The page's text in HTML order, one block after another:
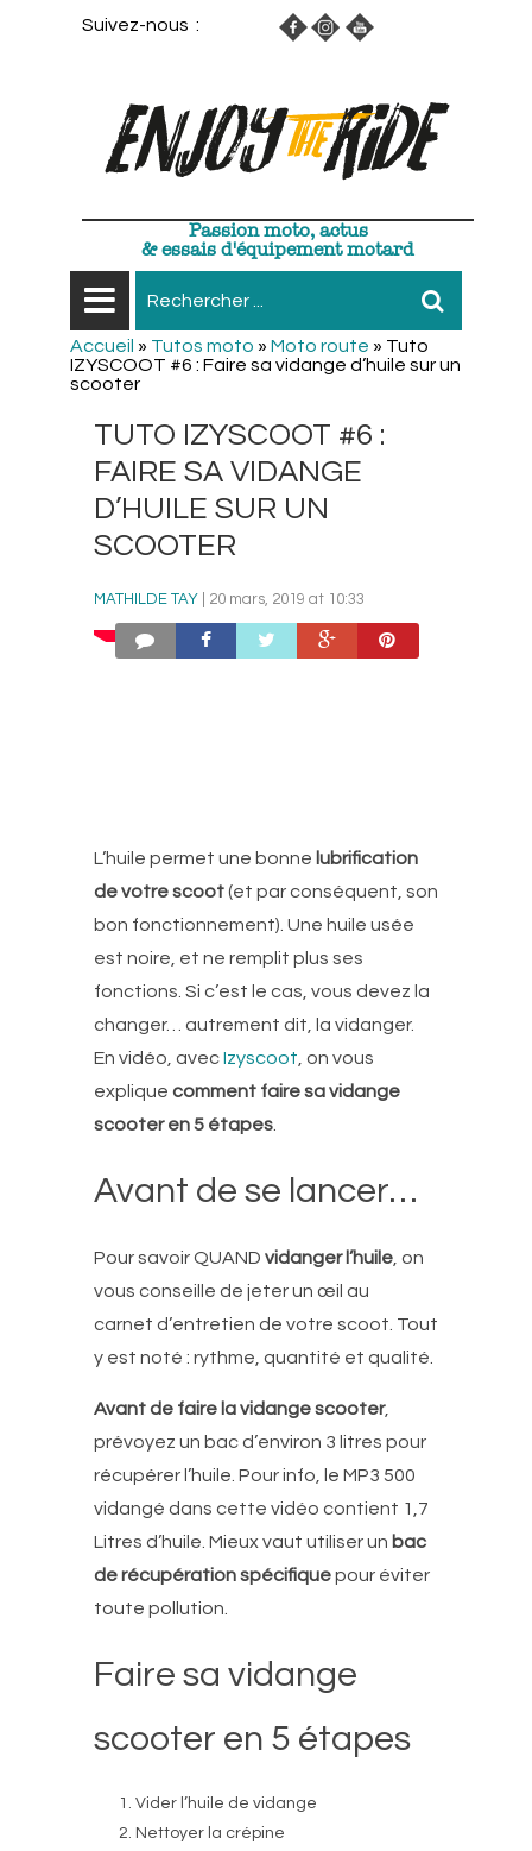
Suivez-nous :
Passion moto, actus
& essais d'équipement motard
Accueil » Tutos moto » Moto route » Tuto
IZYSCOOT #6 : Faire sa vidange d’huile sur un
scooter
TUTO IZYSCOOT #6 :
FAIRE SA VIDANGE
D’HUILE SUR UN
SCOOTER
MATHILDE TAY | 20 mars, 2019 at 10:33
L’huile permet une bonne lubrification
de votre scoot(et par conséquent, son
bon fonctionnement). Une huile usée
est noire, et ne remplit plus ses
fonctions. Si c’est le cas, vous devez la
changer… autrement dit, la vidanger.
En vidéo, avecIzyscoot, on vous
explique comment faire sa vidange
scooter en 5 étapes.
Avant de se lancer…
Pour savoir QUAND vidanger l’huile, on
vous conseille de jeter un œil au
carnet d’entretien de votre scoot. Tout
y est noté : rythme, quantité et qualité.
Avant de faire la vidange scooter,
prévoyez un bac d’environ 3 litres pour
récupérer l’huile. Pour info, le MP3 500
vidangé dans cette vidéo contient 1,7
Litres d’huile. Mieux vaut utiliser un bac
de récupération spécifiquepour éviter
toute pollution.
Faire sa vidange
scooter en 5 étapes
Vider l’huile de vidange
Nettoyer la crépine